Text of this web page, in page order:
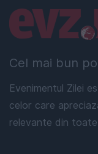
Cel mai bun
Evenimentul Zilei
celor care
relevante din
Linkuri utile